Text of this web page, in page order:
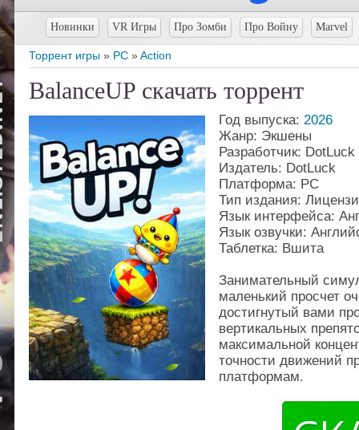
Новинки VR Игры Про Зомби Про Войну Marvel
Торрент игры » PC »Action
BalanceUP скачать торрент
Год выпуска: 2026
Жанр: Экшены
Разработчик: DotLuck
Издатель: DotLuck
Платформа: PC
Тип издания:
Язык интерфейса:
Язык озвучки:
Таблетка: Вшита
Занимательный
маленький просчет
достигнутый вами
вертикальных
максимальной
точности движений
платформам.